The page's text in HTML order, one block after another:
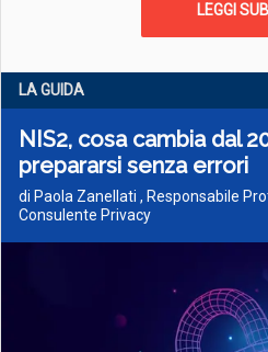
LEGGI
LA GUIDA
NIS2, cosa cambia dal
prepararsi senza errori
di Paola Zanellati , Responsabile
Consulente Privacy